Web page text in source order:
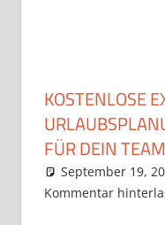
KOSTENLOSE
FÜR DEIN TEAM
September 19,
Kommentar